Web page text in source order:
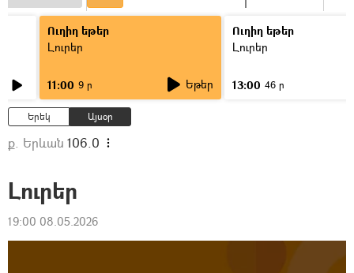
Ուղիղ եթեր
Լուրեր
11:00 9 ր Եթեր
Ուղիղ եթեր
Լուրեր
13:00 46 ր
Երեկ Այսօր
ք. Երևան 106.0
Լուրեր
19:00 08.05.2026